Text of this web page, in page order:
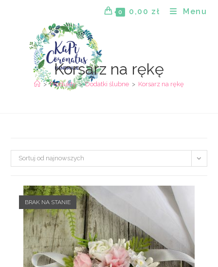
0 0,00 zł Menu
Korsarz na rękę
> Produkty > Dodatki ślubne > Korsarz na rękę
Sortuj od najnowszych
BRAK NA STANIE